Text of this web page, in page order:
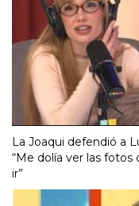
La Joaqui defendió a
“Me dolía ver las
ir”